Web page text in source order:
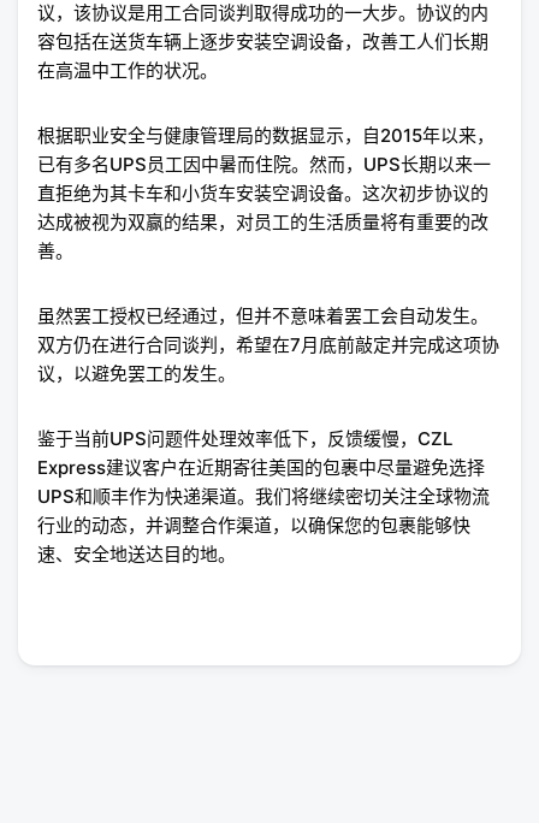
议，该协议是用工合同谈判取得成功的一大步。协议的内
容包括在送货车辆上逐步安装空调设备，改善工人们长期
在高温中工作的状况。
根据职业安全与健康管理局的数据显示，自2015年以来，
已有多名UPS员工因中暑而住院。然而，UPS长期以来一
直拒绝为其卡车和小货车安装空调设备。这次初步协议的
达成被视为双赢的结果，对员工的生活质量将有重要的改
善。
虽然罢工授权已经通过，但并不意味着罢工会自动发生。
双方仍在进行合同谈判，希望在7月底前敲定并完成这项协
议，以避免罢工的发生。
鉴于当前UPS问题件处理效率低下，反馈缓慢，CZL
Express建议客户在近期寄往美国的包裹中尽量避免选择
UPS和顺丰作为快递渠道。我们将继续密切关注全球物流
行业的动态，并调整合作渠道，以确保您的包裹能够快
速、安全地送达目的地。